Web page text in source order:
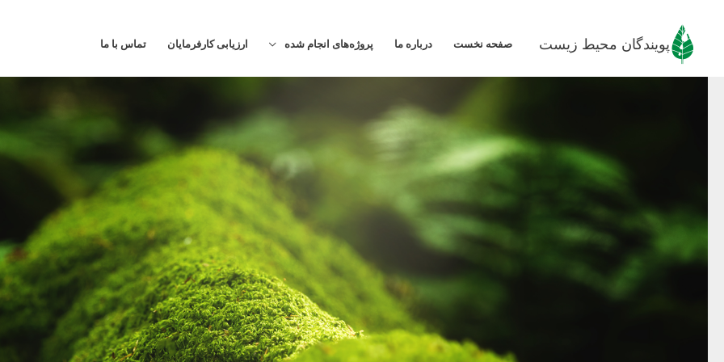
پویندگان محیط زیست صفحه نخست درباره ما پروژه‌های انجام شده ارزیابی کارفرمایان تماس با ما